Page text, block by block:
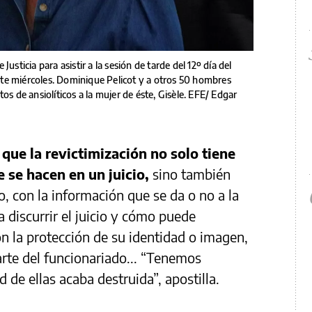
para asistir a la sesión de tarde del 12º día del
miércoles. Dominique Pelicot y a otros 50 hombres
de ansiolíticos a la mujer de éste, Gisèle. EFE/ Edgar
la revictimización no solo tiene
se hacen en un juicio, sino también
con la información que se da o no a la
discurrir el juicio y cómo puede
la protección de su identidad o imagen,
del funcionariado... “Tenemos
ellas acaba destruida”, apostilla.